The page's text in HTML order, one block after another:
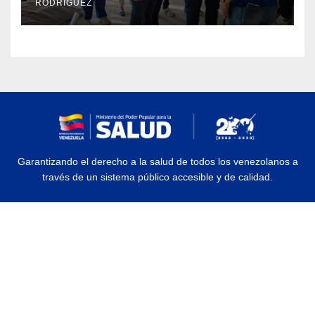
RODRÍGUEZ
Garantizando el derecho a la salud de todos los venezolanos a
través de un sistema público accesible y de calidad.